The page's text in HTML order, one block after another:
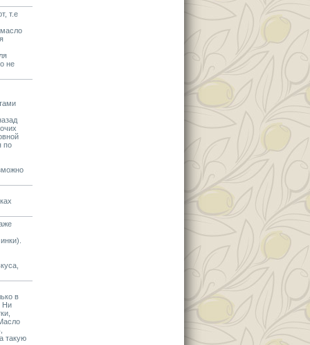
т.е
масло
не
по
в
Ни
такую